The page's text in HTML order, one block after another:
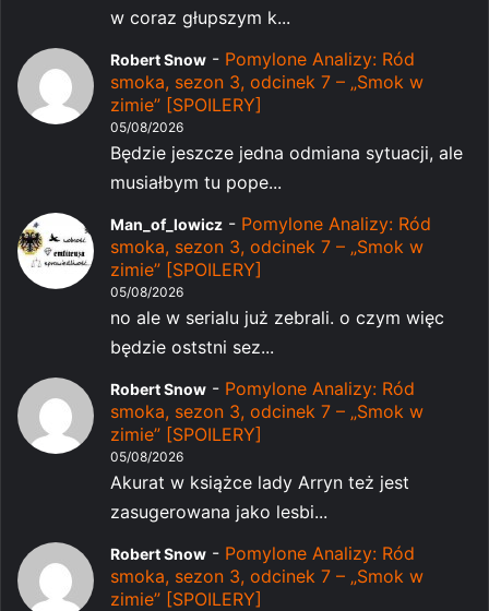
w coraz głupszym k...
Robert Snow - Pomylone Analizy: Ród
smoka, sezon 3, odcinek 7 – „Smok w
zimie” [SPOILERY]
05/08/2026
Będzie jeszcze jedna odmiana sytuacji, ale
musiałbym tu pope...
Man_of_lowicz - Pomylone Analizy: Ród
smoka, sezon 3, odcinek 7 – „Smok w
zimie” [SPOILERY]
05/08/2026
no ale w serialu już zebrali. o czym więc
będzie oststni sez...
Robert Snow - Pomylone Analizy: Ród
smoka, sezon 3, odcinek 7 – „Smok w
zimie” [SPOILERY]
05/08/2026
Akurat w książce lady Arryn też jest
zasugerowana jako lesbi...
Robert Snow - Pomylone Analizy: Ród
smoka, sezon 3, odcinek 7 – „Smok w
zimie” [SPOILERY]